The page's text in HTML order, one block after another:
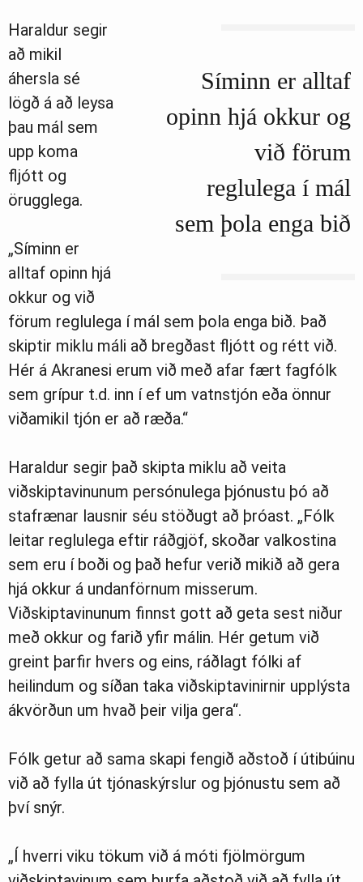
Síminn er alltaf
opinn hjá okkur og
við förum
reglulega í mál
sem þola enga bið
Haraldur segir
að mikil
áhersla sé
lögð á að leysa
þau mál sem
upp koma
fljótt og
örugglega.
„Síminn er
alltaf opinn hjá
okkur og við
förum reglulega í mál sem þola enga bið. Það
skiptir miklu máli að bregðast fljótt og rétt við.
Hér á Akranesi erum við með afar fært fagfólk
sem grípur t.d. inn í ef um vatnstjón eða önnur
viðamikil tjón er að ræða.“
Haraldur segir það skipta miklu að veita
viðskiptavinunum persónulega þjónustu þó að
stafrænar lausnir séu stöðugt að þróast. „Fólk
leitar reglulega eftir ráðgjöf, skoðar valkostina
sem eru í boði og það hefur verið mikið að gera
hjá okkur á undanförnum misserum.
Viðskiptavinunum finnst gott að geta sest niður
með okkur og farið yfir málin. Hér getum við
greint þarfir hvers og eins, ráðlagt fólki af
heilindum og síðan taka viðskiptavinirnir upplýsta
ákvörðun um hvað þeir vilja gera“.
Fólk getur að sama skapi fengið aðstoð í útibúinu
við að fylla út tjónaskýrslur og þjónustu sem að
því snýr.
„Í hverri viku tökum við á móti fjölmörgum